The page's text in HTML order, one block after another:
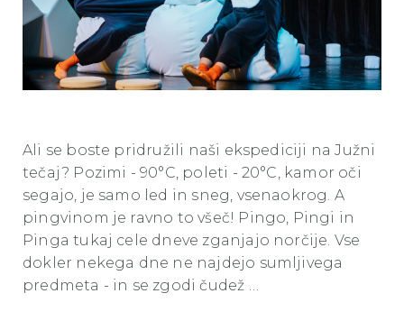
Ali se boste pridružili naši ekspediciji na Južni
tečaj? Pozimi - 90°C, poleti - 20°C, kamor oči
segajo, je samo led in sneg, vsenaokrog. A
pingvinom je ravno to všeč! Pingo, Pingi in
Pinga tukaj cele dneve zganjajo norčije. Vse
dokler nekega dne ne najdejo sumljivega
predmeta - in se zgodi čudež …